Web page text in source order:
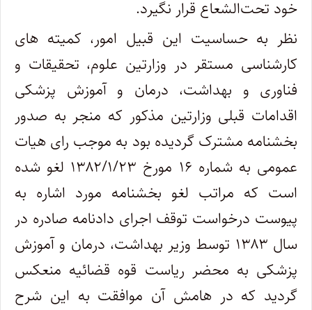
خود تحت‌الشعاع قرار نگیرد.
نظر به حساسیت این قبیل امور، کمیته های
کارشناسی مستقر در وزارتین علوم، تحقیقات و
فناوری و بهداشت، درمان و آموزش پزشکی
اقدامات قبلی وزارتین مذکور که منجر به صدور
بخشنامه مشترک گردیده بود به موجب رای هیات
عمومی به شماره ۱۶ مورخ ۱۳۸۲/۱/۲۳ لغو شده
است که مراتب لغو بخشنامه مورد اشاره به
پیوست درخواست توقف اجرای دادنامه صادره در
سال ۱۳۸۳ توسط وزیر بهداشت، درمان و آموزش
پزشکی به محضر ریاست قوه قضائیه منعکس
گردید که در هامش آن موافقت به این شرح